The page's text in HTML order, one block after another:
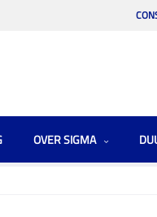
OVER SIGMA